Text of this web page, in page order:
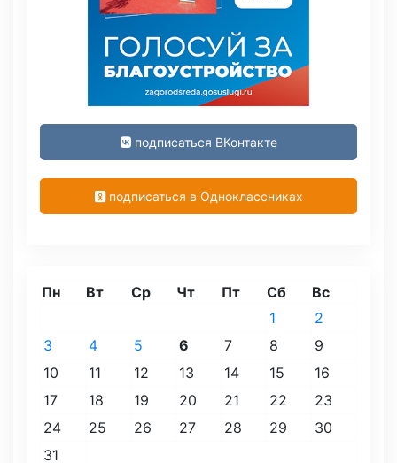
подписаться ВКонтакте
подписаться в Одноклассниках
Пн Вт Ср Чт Пт Сб
Вс
1
2
3
4 5 6 7 8
9
10
11 12 13 14 15
16
17
18 19 20 21 22
23
24
25 26 27 28 29
30
31